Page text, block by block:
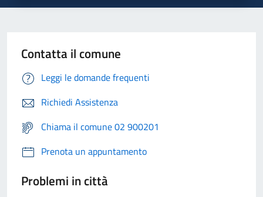
Contatta il comune
Leggi le domande frequenti
Richiedi Assistenza
Chiama il comune 02 900201
Prenota un appuntamento
Problemi in città